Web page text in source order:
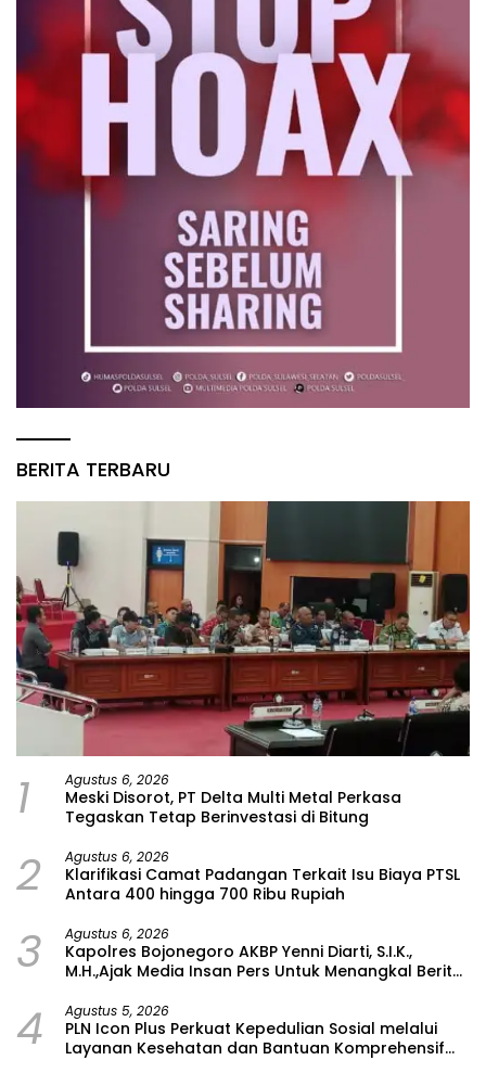
BERITA TERBARU
1 Agustus 6, 2026
Meski Disorot, PT Delta Multi Metal Perkasa
Tegaskan Tetap Berinvestasi di Bitung
2 Agustus 6, 2026
Klarifikasi Camat Padangan Terkait Isu Biaya PTSL
Antara 400 hingga 700 Ribu Rupiah
3 Agustus 6, 2026
Kapolres Bojonegoro AKBP Yenni Diarti, S.I.K.,
M.H.,Ajak Media Insan Pers Untuk Menangkal Berita
4 Agustus 5, 2026
PLN Icon Plus Perkuat Kepedulian Sosial melalui
Layanan Kesehatan dan Bantuan Komprehensif